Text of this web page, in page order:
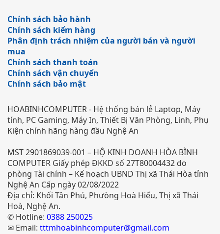
Chính sách bảo hành
Chính sách kiểm hàng
Phân định trách nhiệm của người bán và người
mua
Chính sách thanh toán
Chính sách vận chuyển
Chính sách bảo mật
HOABINHCOMPUTER - Hệ thống bán lẻ Laptop, Máy
tính, PC Gaming, Máy In, Thiết Bị Văn Phòng, Linh, Phụ
Kiện chính hãng hàng đầu Nghệ An
MST 2901869039-001 – HỘ KINH DOANH HÒA BÌNH
COMPUTER Giấy phép ĐKKD số 27T80004432 do
phòng Tài chính – Kế hoạch UBND Thị xã Thái Hòa tỉnh
Nghệ An Cấp ngày 02/08/2022
Địa chỉ: Khối Tân Phú, Phưòng Hoà Hiếu, Thị xã Thái
Hoà, Nghệ An.
✆ Hotline: 0388 250025
✉ Email: tttmhoabinhcomputer@gmail.com